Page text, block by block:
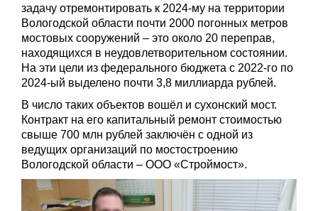
задачу отремонтировать к 2024-му на территории
Вологодской области почти 2000 погонных метров
мостовых сооружений – это около 20 переправ,
находящихся в неудовлетворительном состоянии.
На эти цели из федерального бюджета с 2022-го по
2024-ый выделено почти 3,8 миллиарда рублей.
В число таких объектов вошёл и сухонский мост.
Контракт на его капитальный ремонт стоимостью
свыше 700 млн рублей заключён с одной из
ведущих организаций по мостостроению
Вологодской области – ООО «Строймост».